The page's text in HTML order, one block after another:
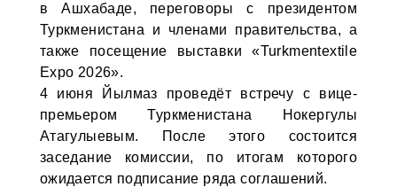
в Ашхабаде, переговоры с президентом
Туркменистана и членами правительства, а
также посещение выставки «Turkmentextile
Expo 2026».
4 июня Йылмаз проведёт встречу с вице-
премьером Туркменистана Нокергулы
Атагулыевым. После этого состоится
заседание комиссии, по итогам которого
ожидается подписание ряда соглашений.